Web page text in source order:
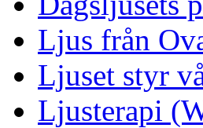
Ljus från
Ljuset styr
Ljusterapi